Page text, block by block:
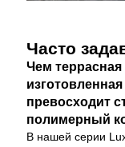
Часто
Чем террасная
превосходит
полимерный
В нашей серии